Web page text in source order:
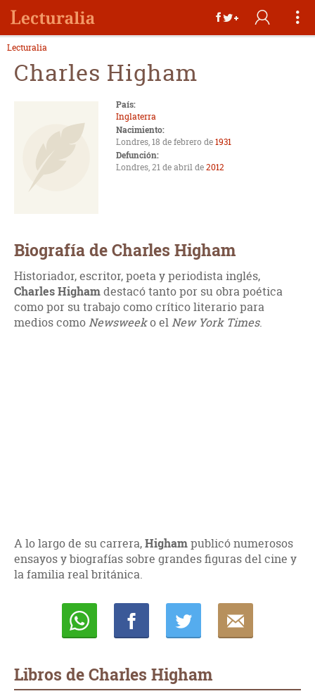
Lecturalia
Charles Higham
País:
Inglaterra
Nacimiento:
Londres, 18 de febrero de1931
Defunción:
Londres, 21 de abril de2012
Biografía de Charles Higham
Historiador, escritor, poeta y periodista inglés,
Charles Highamdestacó tanto por su obra poética
como por su trabajo como crítico literario para
medios comoNewsweeko elNew York Times.
A lo largo de su carrera,Highampublicó numerosos
ensayos y biografías sobre grandes figuras del cine y
la familia real británica.
Libros de Charles Higham